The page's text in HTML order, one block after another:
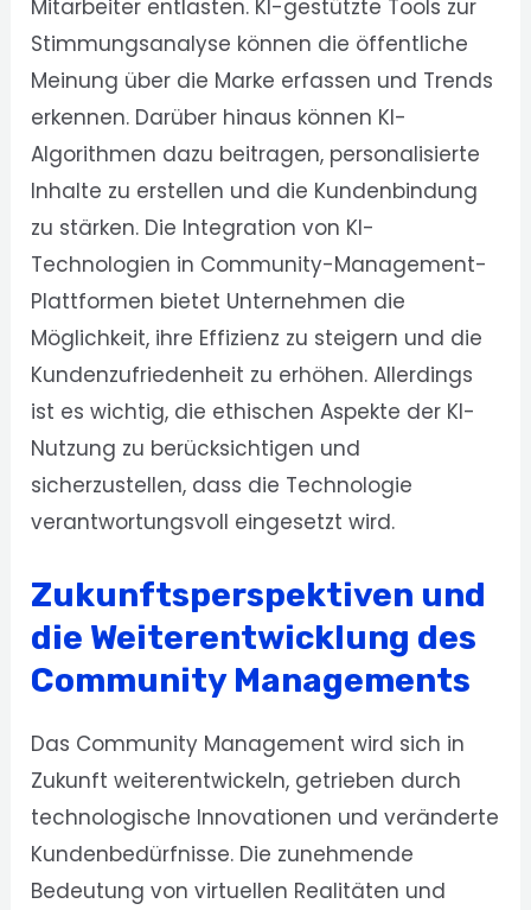
Mitarbeiter entlasten. KI-gestützte Tools zur
Stimmungsanalyse können die öffentliche
Meinung über die Marke erfassen und Trends
erkennen. Darüber hinaus können KI-
Algorithmen dazu beitragen, personalisierte
Inhalte zu erstellen und die Kundenbindung
zu stärken. Die Integration von KI-
Technologien in Community-Management-
Plattformen bietet Unternehmen die
Möglichkeit, ihre Effizienz zu steigern und die
Kundenzufriedenheit zu erhöhen. Allerdings
ist es wichtig, die ethischen Aspekte der KI-
Nutzung zu berücksichtigen und
sicherzustellen, dass die Technologie
verantwortungsvoll eingesetzt wird.
Zukunftsperspektiven und
die Weiterentwicklung des
Community Managements
Das Community Management wird sich in
Zukunft weiterentwickeln, getrieben durch
technologische Innovationen und veränderte
Kundenbedürfnisse. Die zunehmende
Bedeutung von virtuellen Realitäten und